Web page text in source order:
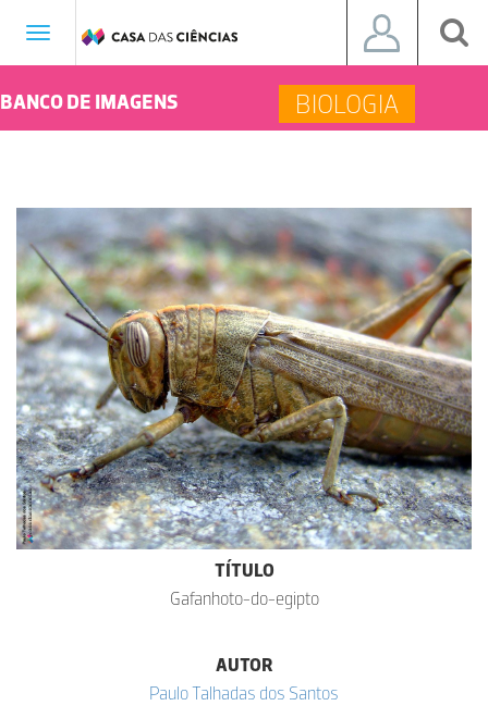
Toggle
BANCO DE IMAGENS BIOLOGIA
TÍTULO
Gafanhoto-do-egipto
AUTOR
Paulo Talhadas dos Santos